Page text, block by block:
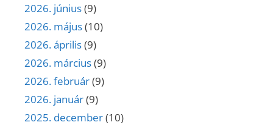
2026. június(9)
2026. május(10)
2026. április(9)
2026. március(9)
2026. február(9)
2026. január(9)
2025. december(10)